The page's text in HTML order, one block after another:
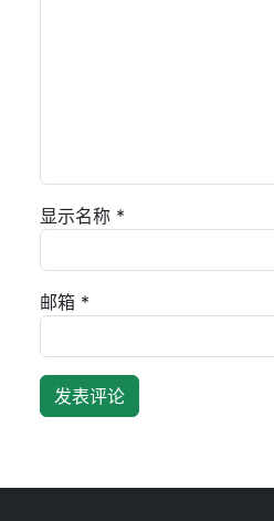
显示名称 *
邮箱 *